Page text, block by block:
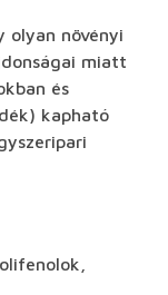
olyan növényi
miatt
és
kapható